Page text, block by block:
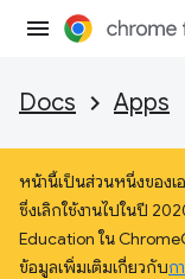
Docs Apps
หน้านี้เป็นส่วนหนึ่งของ
ซึ่งเลิกใช้งานไปในปี
Education ใน
ข้อมูลเพิ่มเติมเกี่ยวกับก